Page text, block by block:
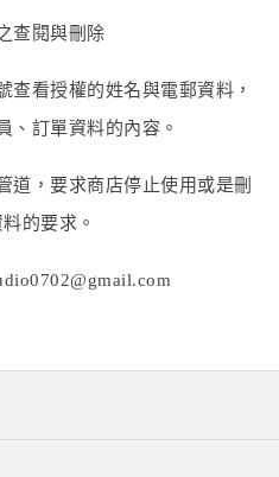
查閱與刪除
查看授權的姓名與電郵資料，
、訂單資料的內容。
道，要求商店停止使用或是刪
的要求。